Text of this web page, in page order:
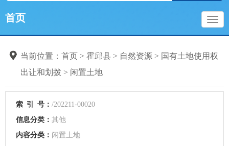
首页
当前位置： 首页 > 霍邱县 > 自然资源 > 国有土地使用权
出让和划拨 > 闲置土地
索 引 号： /202211-00020
信息分类： 其他
内容分类： 闲置土地